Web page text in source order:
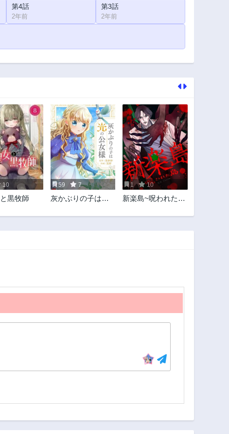
第4話
2年前
第3話
2年前
10
黒牧師
59 7
灰かぶりの子は光
1 10
新楽島~呪われた島